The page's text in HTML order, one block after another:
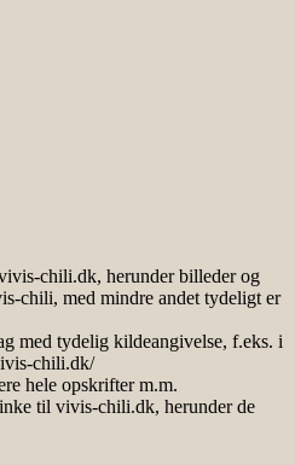
chili.dk, herunder billeder og
chili, med mindre andet tydeligt er
med tydelig kildeangivelse, f.eks. i
chili.dk/
hele opskrifter m.m.
til vivis-chili.dk, herunder de